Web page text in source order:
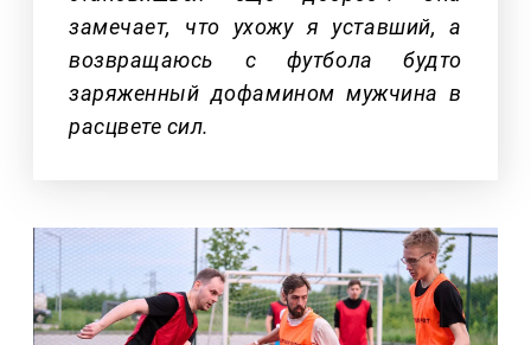
замечает, что ухожу я уставший, а
возвращаюсь с футбола будто
заряженный дофамином мужчина в
расцвете сил.